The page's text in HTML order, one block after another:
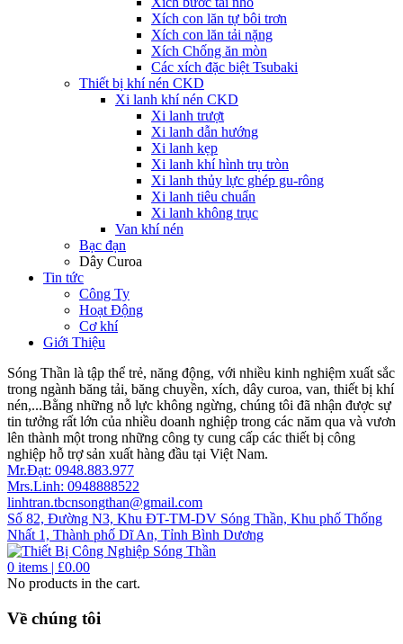
Xích con lăn tự bôi trơn
Xích con lăn tải nặng
Xích Chống ăn mòn
Các xích đặc biệt Tsubaki
Thiết bị khí nén CKD
Xi lanh khí nén CKD
Xi lanh trượt
Xi lanh dẫn hướng
Xi lanh kẹp
Xi lanh khí hình trụ tròn
Xi lanh thủy lực ghép gu-rông
Xi lanh tiêu chuẩn
Xi lanh không trục
Van khí nén
Bạc đạn
Dây Curoa
Tin tức
Công Ty
Hoạt Động
Cơ khí
Giới Thiệu
Sóng Thần là tập thể trẻ, năng động, với nhiều kinh nghiệm xuất sắc
trong ngành băng tải, băng chuyền, xích, dây curoa, van, thiết bị khí
nén,...Bằng những nỗ lực không ngừng, chúng tôi đã nhận được sự
tin tưởng rất lớn của nhiều doanh nghiệp trong các năm qua và vươn
lên thành một trong những công ty cung cấp các thiết bị công
nghiệp hỗ trợ sản xuất hàng đầu tại Việt Nam.
Mr.Đạt: 0948.883.977
Mrs.Linh: 0948888522
linhtran.tbcnsongthan@gmail.com
Số 82, Đường N3, Khu ĐT-TM-DV Sóng Thần, Khu phố Thống
Nhất 1, Thành phố Dĩ An, Tỉnh Bình Dương
0 items | £0.00
No products in the cart.
Về chúng tôi